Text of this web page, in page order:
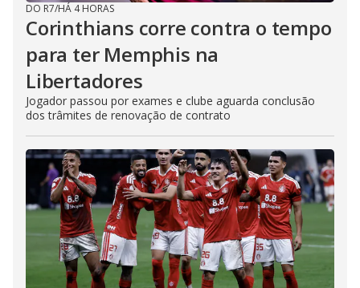
DO R7/HÁ 4 HORAS
Corinthians corre contra o tempo
para ter Memphis na
Libertadores
Jogador passou por exames e clube aguarda conclusão
dos trâmites de renovação de contrato